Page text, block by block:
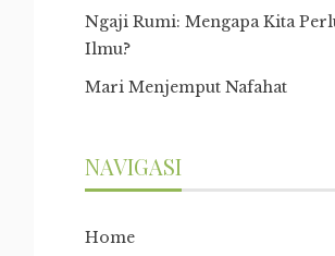
Ngaji Rumi: Mengapa Kita
Ilmu?
Mari Menjemput Nafahat
NAVIGASI
Home